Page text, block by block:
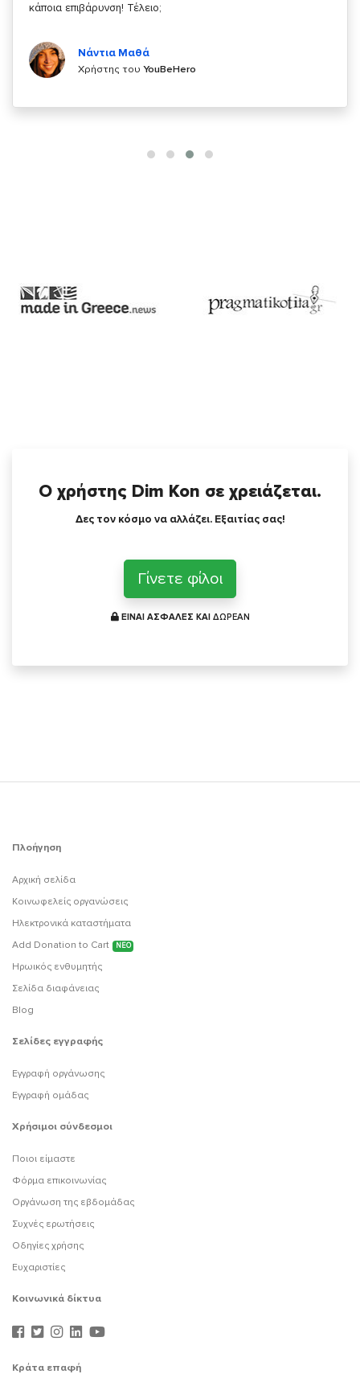
Χρήστης τουYouBeHero
Ο χρήστης Dim Kon σε χρειάζεται.
Δες τον κόσμο να αλλάζει. Εξαιτίας σας!
Γίνετε φίλοι
ΕΙΝΑΙ ΑΣΦΑΛΕΣ ΚΑΙ ΔΩΡΕΑΝ
Πλοήγηση
Αρχική σελίδα
Κοινωφελείς οργανώσεις
Ηλεκτρονικά καταστήματα
Add Donation to Cart
ΝΕΟ
Ηρωικός ενθυμητής
Σελίδα διαφάνειας
Blog
Σελίδες εγγραφής
Εγγραφή οργάνωσης
Εγγραφή ομάδας
Χρήσιμοι σύνδεσμοι
Ποιοι είμαστε
Φόρμα επικοινωνίας
Οργάνωση της εβδομάδας
Συχνές ερωτήσεις
Οδηγίες χρήσης
Ευχαριστίες
Κοινωνικά δίκτυα
Κράτα επαφή